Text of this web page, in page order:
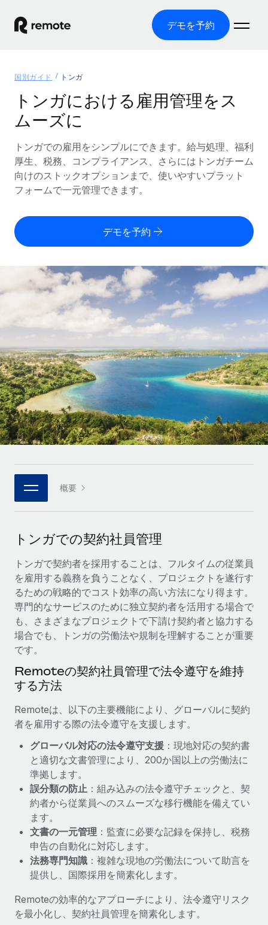
デモを予約
グローバル雇用
グローバル給与処理
コンプライアンス対応の給与処理を手軽に
Employer of Record（EOR）
グローバル展開をコストをかけずに実現
Contractor of Record
世界中の契約社員と法令を遵守して契約
世界中の契約社員をオンボーディングし、管理
複雑な雇用関連業務を外部委託
インフラ
Remote統合
人事機能をワークフローにシームレスに統合する
プラットフォーム
チームのための人事の基本機能を内蔵
接続 新しい
当社のMCPを使用して、あらゆるAIツールをRemoteに接続
統合
基本的なビジネスツールを活用して業務プロセスを効率化す
専門家に相談
グローバル人事・コンプライアンスの専門サポート
バックグラウンドチェック
候補者の選考プロセスをシンプルに
コンプライアンスリスクを先回りして対応
ITデバイスを世界規模で提供・管理
法人設立
法令順守した法人をスピーディに設立
移住・転勤
従業員の異動をスムーズに
福利厚生
従業員の福利厚生を簡単に管理
ソリューション
各国の制度に対応
国別ガイド
/国別のグローバル雇用支援を検索する
Remoteを他社と比較
スタートアップ
成長中の企業向けのアジャイルなグローバルHR・給与処理ソ
リューション
ミッドマーケット
カスタマイズされた人事ソリューションでチームを拡大する
企業
大企業向けのグローバルHR
パートナーに登録
戦略的テクノロジーパートナー
グローバルな人事機能を柔軟に自社プラットフォームへ統合
当社とのパートナーシップの可能性を検討する
Remote Build 近日リリース予定
統合とAI自動化に関するコンサルティング
活用事例
Reverse Tech、契約社員管理と給与処理でRemote
と戦略的提携
Reverse Techの概要 健康とウェルネスのスタートアップである
Reverse...
詳細を見る
AIのパイオニアであるWeaviateは、Remoteを使
い、どのようにしてワークフォースを120%に増やした
のか
Weaviateの概要...
詳細を見る
リソース
ツールと計算ツール
従業員コスト計算ツール
契約社員の報酬計算ツール
グローバルな契約社員向けに、通貨オプションと支払スピー
ドを確認する
リサーチおよびガイド
活用事例
HR用語集
チェックリストおよびテンプレート
職務内容ライブラリ
ウェビナー
イベント
ニュースルーム
給与・人材情報
情報センター
サポートを依頼する
すべてのリソースを表示する
ブログ
グローバル給与処理
EORおよびPEO
契約社員管理
税務
ブログを読む
ブログ
Remoteの製品アップデート：GustoとXeroの統合お
よびContractor Management Plus（契約社員管理
プラス）
Remoteの使命は、世界のどこにいても、あらゆる規模の企業が
業務に最適な人材を採用し、管理し、給与を支給できるようにす
価格
English
Nederlands
Deutsch
Español
Italiano
Português (Portugal)
日本語
한국어
ログイン
国別ガイド トンガ
トンガにおける雇用管理をス
ムーズに
トンガでの雇用をシンプルにできます。給与処理、福利
厚生、税務、コンプライアンス、さらにはトンガチーム
向けのストックオプションまで、使いやすいプラット
フォームで一元管理できます。
デモを予約
概要
トンガでの契約社員管理
トンガで契約者を採用することは、フルタイムの従業員
を雇用する義務を負うことなく、プロジェクトを遂行す
るための戦略的でコスト効率の高い方法になり得ます。
専門的なサービスのために独立契約者を活用する場合で
も、さまざまなプロジェクトで下請け契約者と協力する
場合でも、トンガの労働法や規制を理解することが重要
です。
Remoteの契約社員管理で法令遵守を維持
する方法
Remoteは、以下の主要機能により、グローバルに契約
者を雇用する際の法令遵守を支援します。
グローバル対応の法令遵守支援 ：現地対応の契約書
と適切な文書管理により、200か国以上の労働法に
準拠します。
誤分類の防止 ：組み込みの法令遵守チェックと、契
約者から従業員へのスムーズな移行機能を備えてい
ます。
文書の一元管理 ：監査に必要な記録を保持し、税務
申告の自動化に対応します。
法務専門知識 ：複雑な現地の労働法について助言を
提供し、国際採用を簡素化します。
Remoteの効率的なアプローチにより、法令遵守リスク
を最小化し、契約社員管理を簡素化します。